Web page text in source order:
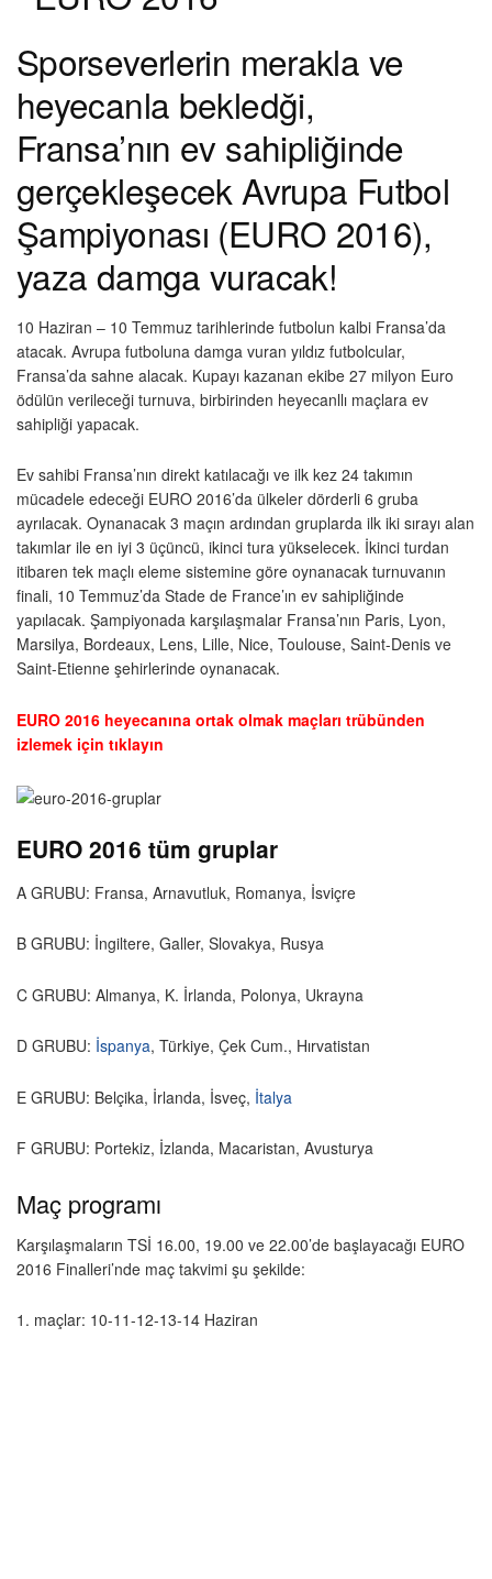
Sporseverlerin merakla ve
heyecanla bekledği,
Fransa’nın ev sahipliğinde
gerçekleşecek Avrupa Futbol
Şampiyonası (EURO 2016),
yaza damga vuracak!
10 Haziran – 10 Temmuz tarihlerinde futbolun kalbi Fransa’da
atacak. Avrupa futboluna damga vuran yıldız futbolcular,
Fransa’da sahne alacak. Kupayı kazanan ekibe 27 milyon Euro
ödülün verileceği turnuva, birbirinden heyecanllı maçlara ev
sahipliği yapacak.
Ev sahibi Fransa’nın direkt katılacağı ve ilk kez 24 takımın
mücadele edeceği EURO 2016’da ülkeler dörderli 6 gruba
ayrılacak. Oynanacak 3 maçın ardından gruplarda ilk iki sırayı alan
takımlar ile en iyi 3 üçüncü, ikinci tura yükselecek. İkinci turdan
itibaren tek maçlı eleme sistemine göre oynanacak turnuvanın
finali, 10 Temmuz’da Stade de France’ın ev sahipliğinde
yapılacak. Şampiyonada karşılaşmalar Fransa’nın Paris, Lyon,
Marsilya, Bordeaux, Lens, Lille, Nice, Toulouse, Saint-Denis ve
Saint-Etienne şehirlerinde oynanacak.
EURO 2016 heyecanına ortak olmak maçları trübünden
izlemek için tıklayın
EURO 2016 tüm gruplar
A GRUBU: Fransa, Arnavutluk, Romanya, İsviçre
B GRUBU: İngiltere, Galler, Slovakya, Rusya
C GRUBU: Almanya, K. İrlanda, Polonya, Ukrayna
D GRUBU: İspanya, Türkiye, Çek Cum., Hırvatistan
E GRUBU: Belçika, İrlanda, İsveç, İtalya
F GRUBU: Portekiz, İzlanda, Macaristan, Avusturya
Maç programı
Karşılaşmaların TSİ 16.00, 19.00 ve 22.00’de başlayacağı EURO
2016 Finalleri’nde maç takvimi şu şekilde:
1. maçlar: 10-11-12-13-14 Haziran